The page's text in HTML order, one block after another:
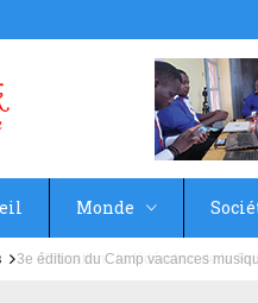
Monde
Education : la fédération de la